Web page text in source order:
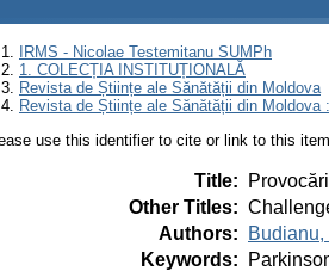
IRMS - Nicolae Testemitanu SUMPh
1. COLECȚIA INSTITUȚIONALĂ
Revista de Științe ale Sănătății din Moldova
Revista de Științe ale Sănătății din
use this identifier to cite or link to this
Title:
Other Titles:
Authors:
Keywords: